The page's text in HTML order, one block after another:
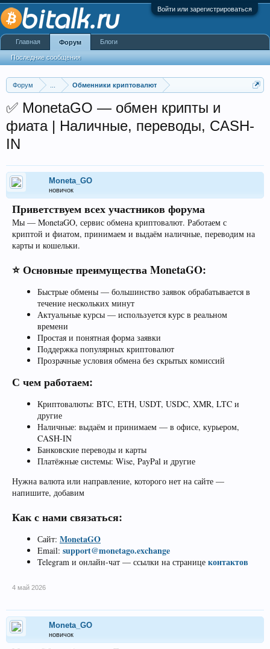
Войти или зарегистрироваться
Форум Обменники криптовалют
✅ MonetaGO — обмен крипты и
фиата | Наличные, переводы, CASH-
IN
Moneta_GO
новичок
Приветствуем всех участников форума
Мы — MonetaGO, сервис обмена криптовалют. Работаем с
криптой и фиатом, принимаем и выдаём наличные, переводим на
карты и кошельки.
⭐ Основные преимущества MonetaGO:
Быстрые обмены — большинство заявок обрабатывается в
течение нескольких минут
Актуальные курсы — используется курс в реальном
времени
Простая и понятная форма заявки
Поддержка популярных криптовалют
Прозрачные условия обмена без скрытых комиссий
С чем работаем:
Криптовалюты: BTC, ETH, USDT, USDC, XMR, LTC и
другие
Наличные: выдаём и принимаем — в офисе, курьером,
CASH-IN
Банковские переводы и карты
Платёжные системы: Wise, PayPal и другие
Нужна валюта или направление, которого нет на сайте —
напишите, добавим
Как с нами связаться:
Сайт: MonetaGO
Email: support@monetago.exchange
Telegram и онлайн-чат — ссылки на странице контактов
4 май 2026
Moneta_GO
новичок
Главная Форум
Последние сообщения
Блоги